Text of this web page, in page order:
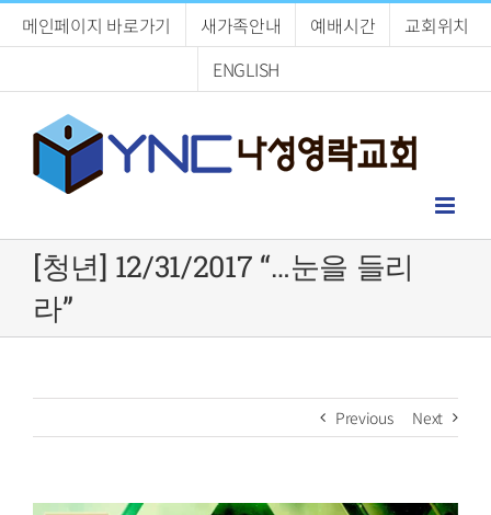
메인페이지 바로가기 새가족안내 예배시간
교회위치
ENGLISH
[청년] 12/31/2017 “…눈을 들리
라”
Previous Next